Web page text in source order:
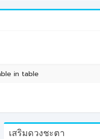
in table
เสริมดวงชะตา